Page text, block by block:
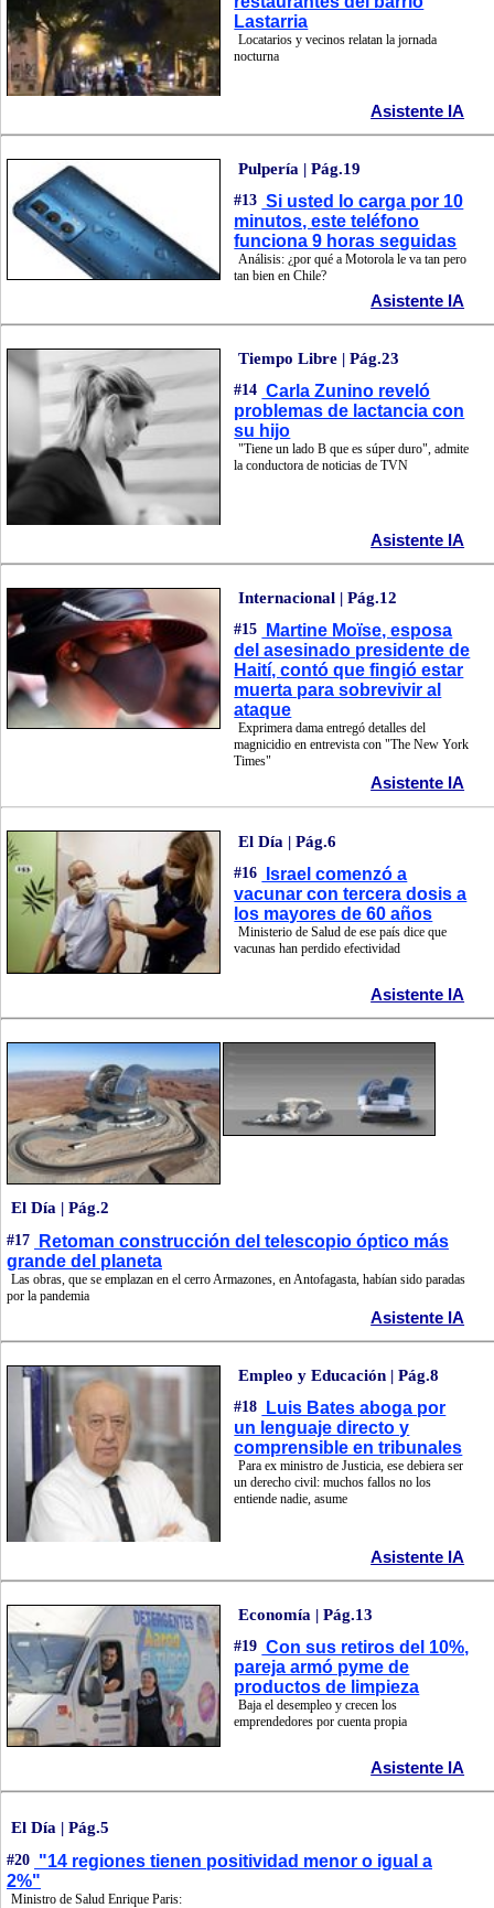
Lastarria
Locatarios y vecinos relatan la jornada
nocturna
Asistente IA
Pulpería | Pág.19
#13 Si usted lo carga por 10
minutos, este teléfono
funciona 9 horas seguidas
Análisis: ¿por qué a Motorola le va tan pero
tan bien en Chile?
Asistente IA
Tiempo Libre | Pág.23
#14 Carla Zunino reveló
problemas de lactancia con
su hijo
"Tiene un lado B que es súper duro", admite
la conductora de noticias de TVN
Asistente IA
Internacional | Pág.12
#15
Martine Moïse, esposa
del asesinado presidente de
Haití, contó que fingió estar
muerta para sobrevivir al
ataque
Exprimera dama entregó detalles del
magnicidio en entrevista con "The New York
Times"
Asistente IA
El Día | Pág.6
#16
Israel comenzó a
vacunar con tercera dosis a
los mayores de 60 años
Ministerio de Salud de ese país dice que
vacunas han perdido efectividad
Asistente IA
El Día | Pág.2
#17
Retoman construcción del telescopio óptico más
grande del planeta
Las obras, que se emplazan en el cerro Armazones, en Antofagasta, habían sido paradas
por la pandemia
Asistente IA
Empleo y Educación | Pág.8
#18
Luis Bates aboga por
un lenguaje directo y
comprensible en tribunales
Para ex ministro de Justicia, ese debiera ser
un derecho civil: muchos fallos no los
entiende nadie, asume
Asistente IA
Economía | Pág.13
#19 Con sus retiros del 10%,
pareja armó pyme de
productos de limpieza
Baja el desempleo y crecen los
emprendedores por cuenta propia
Asistente IA
El Día | Pág.5
#20 "14 regiones tienen positividad menor o igual a
2%"
Ministro de Salud Enrique Paris: